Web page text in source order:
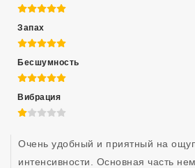
5 из 5
Запах
5 из 5
Бесшумность
5 из 5
Вибрация
1 из 5
Очень удобный и приятный на
интенсивности. Основная часть